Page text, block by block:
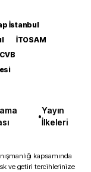
İstanbul
İTOSAM
•
Yayın
İlkeleri
kapsamında
ve getiri tercihlerinize